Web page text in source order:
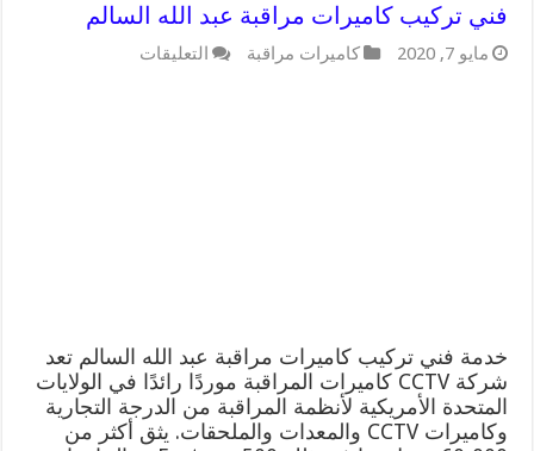
فني تركيب كاميرات مراقبة عبد الله السالم
مايو 7, 2020 كاميرات مراقبة التعليقات
السالم
مغلقة
خدمة فني تركيب كاميرات مراقبة عبد الله السالم تعد
شركة CCTV كاميرات المراقبة موردًا رائدًا في الولايات
المتحدة الأمريكية لأنظمة المراقبة من الدرجة التجارية
وكاميرات CCTV والمعدات والملحقات. يثق أكثر من